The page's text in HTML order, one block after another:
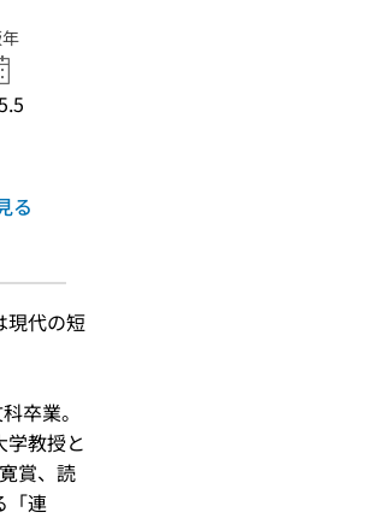
る
現代の短
卒業。
教授と
賞、読
「連